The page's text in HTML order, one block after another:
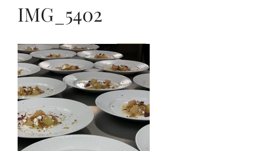
IMG_5402